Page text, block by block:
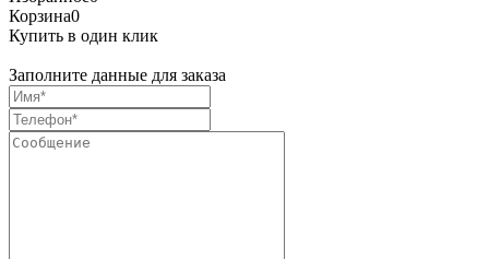
Корзина0
Купить в один клик
Заполните данные для заказа